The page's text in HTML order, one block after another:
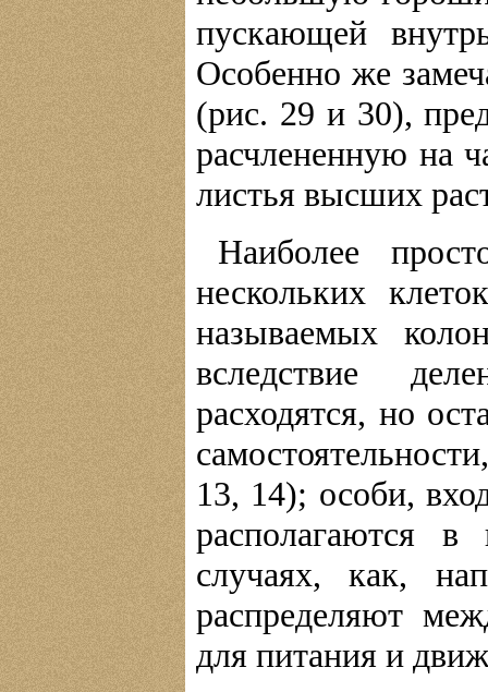
пускающей
Особенно же
(рис. 29 и 30),
расчлененную на
листья высших
Наиболее
нескольких
называемых
вследствие
расходятся, но
13, 14); особи,
располагаются
случаях, как,
распределяют
для питания и